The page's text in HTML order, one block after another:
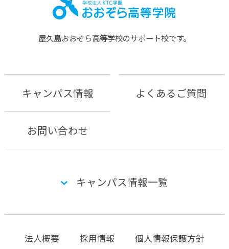
屋久島おおぞら⾼等学校のサポート校です。
キャンパス情報 よくあるご質問
お問い合わせ
キャンパス情報一覧
法人概要 採用情報 個人情報保護方針